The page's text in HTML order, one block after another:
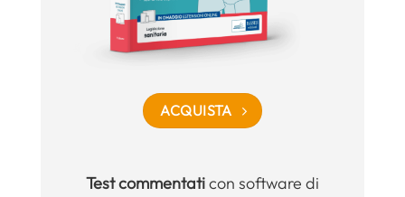
ACQUISTA
Test commentaticon software di